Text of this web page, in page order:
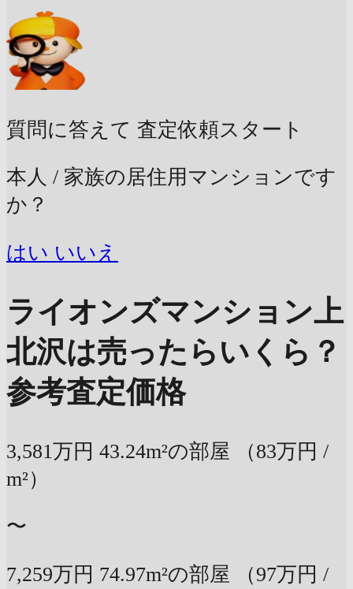
質問に答えて 査定依頼スタート
本人 / 家族の居住用マンションです
か？
はい いいえ
ライオンズマンション上
北沢は売ったらいくら？
参考査定価格
3,581万円 43.24m²の部屋
（83万円 /
m²）
〜
7,259万円 74.97m²の部屋
（97万円 /